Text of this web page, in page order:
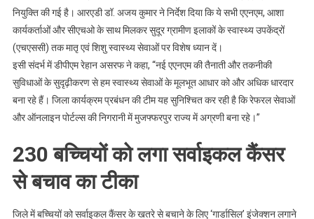
नियुक्ति की गई है। आरएडी डॉ. अजय कुमार ने निर्देश दिया कि ये सभी एएनएम, आशा
कार्यकर्ताओं और सीएचओ के साथ मिलकर सुदूर ग्रामीण इलाकों के स्वास्थ्य उपकेंद्रों
(एचएससी) तक मातृ एवं शिशु स्वास्थ्य सेवाओं पर विशेष ध्यान दें।
इसी संदर्भ में डीपीएम रेहान असरफ ने कहा, “नई एएनएम की तैनाती और तकनीकी
सुविधाओं के सुदृढ़ीकरण से हम स्वास्थ्य सेवाओं के मूलभूत आधार को और अधिक धारदार
बना रहे हैं। जिला कार्यक्रम प्रबंधन की टीम यह सुनिश्चित कर रही है कि रेफरल सेवाओं
और ऑनलाइन पोर्टल्स की निगरानी में मुजफ्फरपुर राज्य में अग्रणी बना रहे।”
​230 बच्चियों को लगा सर्वाइकल कैंसर
से बचाव का टीका
जिले में बच्चियों को सर्वाइकल कैंसर के खतरे से बचाने के लिए ‘गार्डासिल’ इंजेक्शन लगाने